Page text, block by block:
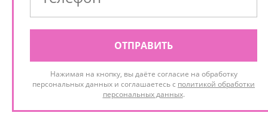
ОТПРАВИТЬ
Нажимая на кнопку, вы даёте согласие на обработку
персональных данных и соглашаетесь с политикой обработки
персональных данных.